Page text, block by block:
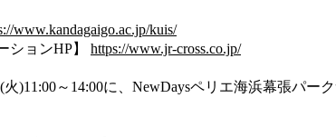
www.kandagaigo.ac.jp/kuis/
ションHP】 https://www.jr-cross.co.jp/
)11:00～14:00に、NewDaysペリエ海浜幕張パ